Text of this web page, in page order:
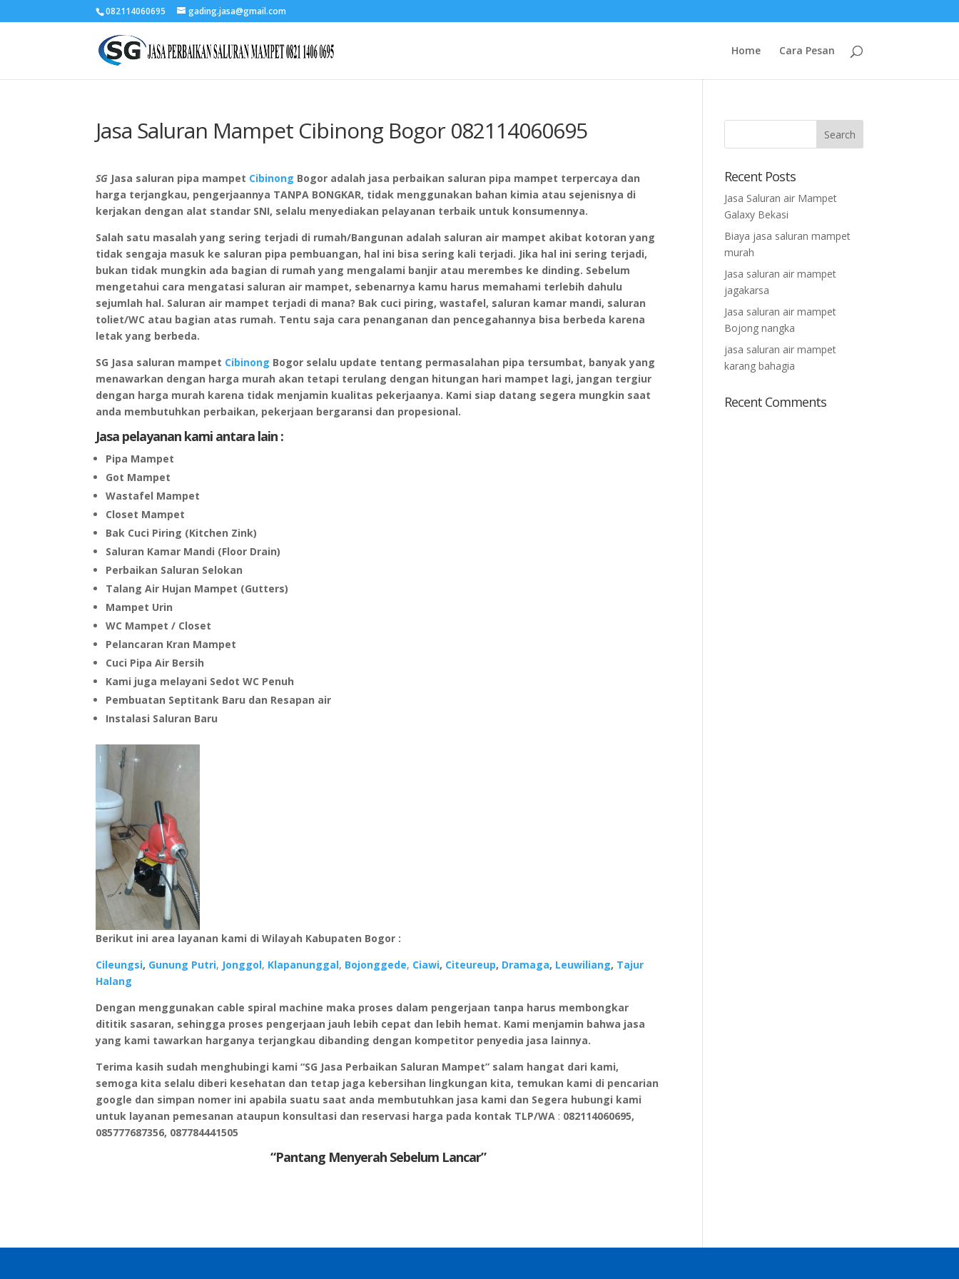
082114060695 gading.jasa@gmail.com
Home Cara Pesan
Jasa Saluran Mampet Cibinong Bogor 082114060695
SG Jasa saluran pipa mampet Cibinong Bogor adalah jasa perbaikan saluran pipa mampet terpercaya dan
harga terjangkau, pengerjaannya TANPA BONGKAR, tidak menggunakan bahan kimia atau sejenisnya di
kerjakan dengan alat standar SNI, selalu menyediakan pelayanan terbaik untuk konsumennya.
Salah satu masalah yang sering terjadi di rumah/Bangunan adalah saluran air mampet akibat kotoran yang
tidak sengaja masuk ke saluran pipa pembuangan, hal ini bisa sering kali terjadi. Jika hal ini sering terjadi,
bukan tidak mungkin ada bagian di rumah yang mengalami banjir atau merembes ke dinding. Sebelum
mengetahui cara mengatasi saluran air mampet, sebenarnya kamu harus memahami terlebih dahulu
sejumlah hal. Saluran air mampet terjadi di mana? Bak cuci piring, wastafel, saluran kamar mandi, saluran
toliet/WC atau bagian atas rumah. Tentu saja cara penanganan dan pencegahannya bisa berbeda karena
letak yang berbeda.
SG Jasa saluran mampet Cibinong Bogor selalu update tentang permasalahan pipa tersumbat, banyak yang
menawarkan dengan harga murah akan tetapi terulang dengan hitungan hari mampet lagi, jangan tergiur
dengan harga murah karena tidak menjamin kualitas pekerjaanya. Kami siap datang segera mungkin saat
anda membutuhkan perbaikan, pekerjaan bergaransi dan propesional.
Jasa pelayanan kami antara lain :
Pipa Mampet
Got Mampet
Wastafel Mampet
Closet Mampet
Bak Cuci Piring (Kitchen Zink)
Saluran Kamar Mandi (Floor Drain)
Perbaikan Saluran Selokan
Talang Air Hujan Mampet (Gutters)
Mampet Urin
WC Mampet / Closet
Pelancaran Kran Mampet
Cuci Pipa Air Bersih
Kami juga melayani Sedot WC Penuh
Pembuatan Septitank Baru dan Resapan air
Instalasi Saluran Baru
Berikut ini area layanan kami di Wilayah Kabupaten Bogor :
Cileungsi, Gunung Putri, Jonggol, Klapanunggal, Bojonggede, Ciawi, Citeureup, Dramaga, Leuwiliang, Tajur
Halang
Dengan menggunakan cable spiral machine maka proses dalam pengerjaan tanpa harus membongkar
dititik sasaran, sehingga proses pengerjaan jauh lebih cepat dan lebih hemat. Kami menjamin bahwa jasa
yang kami tawarkan harganya terjangkau dibanding dengan kompetitor penyedia jasa lainnya.
Terima kasih sudah menghubingi kami “SG Jasa Perbaikan Saluran Mampet” salam hangat dari kami,
semoga kita selalu diberi kesehatan dan tetap jaga kebersihan lingkungan kita, temukan kami di pencarian
google dan simpan nomer ini apabila suatu saat anda membutuhkan jasa kami dan Segera hubungi kami
untuk layanan pemesanan ataupun konsultasi dan reservasi harga pada kontak TLP/WA : 082114060695,
085777687356, 087784441505
“Pantang Menyerah Sebelum Lancar”
Recent Posts
Jasa Saluran air Mampet
Galaxy Bekasi
Biaya jasa saluran mampet
murah
Jasa saluran air mampet
jagakarsa
Jasa saluran air mampet
Bojong nangka
jasa saluran air mampet
karang bahagia
Recent Comments